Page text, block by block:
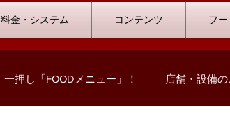
金・システム コンテンツ フー
一押し「FOODメニュー」！ 店舗・設備の